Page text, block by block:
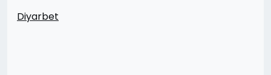
Diyarbet